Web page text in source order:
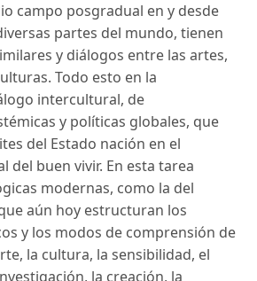
campo posgradual en y desde
partes del mundo, tienen
y diálogos entre las artes,
Todo esto en la
intercultural, de
y políticas globales, que
del Estado nación en el
del buen vivir. En esta tarea
modernas, como la del
aún hoy estructuran los
y los modos de comprensión de
la cultura, la sensibilidad, el
la creación, la